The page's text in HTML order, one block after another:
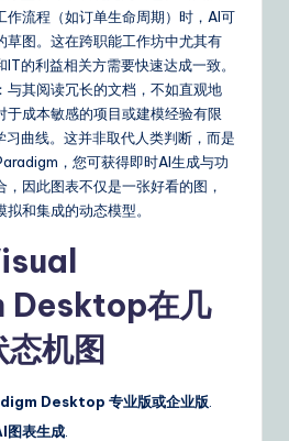
作流程（如订单生命周期）时，AI可
草图。这在跨职能工作坊中尤其有
的利益相关方需要快速达成一致。
与其阅读冗长的文档，不如直观地
于成本敏感的项目或建模经验有限
习曲线。这并非取代人类判断，而是
，您可获得即时AI生成与功
因此图表不仅是一张好看的图，
和集成的动态模型。
Desktop在几
机图
Desktop 专业版或企业版
图表生成